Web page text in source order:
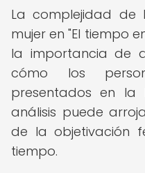
La complejidad de
mujer en "El tiempo
la importancia de
cómo los
presentados en la
análisis puede
de la objetivación
tiempo.